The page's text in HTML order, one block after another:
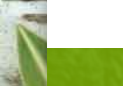
Post navigation